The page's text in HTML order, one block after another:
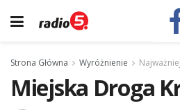
Strona Główna Wyróżnienie
Miejska Droga